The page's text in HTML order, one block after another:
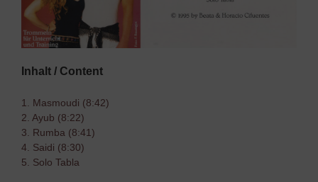
Inhalt / Content
1. Masmoudi (8:42)
2. Ayub (8:22)
3. Rumba (8:41)
4. Saidi (8:30)
5. Solo Tabla